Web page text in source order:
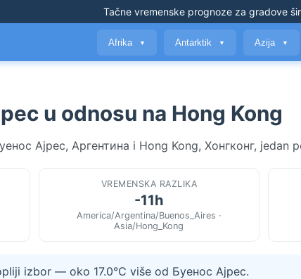
Tačne vremenske prognoze za gradove
Afrika ▼ Antarktik ▼ Azija ▼
u odnosu na Hong Kong
Ајрес, Аргентина i Hong Kong, Хонгконг, jedan
VREMENSKA RAZLIKA
-11h
America/Argentina/Buenos_Aires ·
Asia/Hong_Kong
izbor — oko 17.0°C više od Буенос Ајрес.